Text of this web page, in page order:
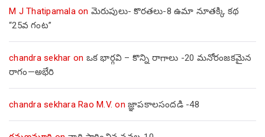
M J Thatipamalaon మెరుపులు- కొరతలు-8 ఉమా నూతక్కి కథ
“25వ గంట”
chandra sekhar on ఒక భార్గవి – కొన్ని రాగాలు -20 మనోరంజకమైన
రాగం—అభేరి
chandra sekhara Rao M.V. on జ్ఞాపకాలసందడి -48